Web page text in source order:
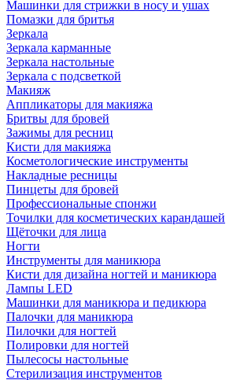
Машинки для стрижки в носу и ушах
Помазки для бритья
Зеркала
Зеркала карманные
Зеркала настольные
Зеркала с подсветкой
Макияж
Аппликаторы для макияжа
Бритвы для бровей
Зажимы для ресниц
Кисти для макияжа
Косметологические инструменты
Накладные ресницы
Пинцеты для бровей
Профессиональные спонжи
Точилки для косметических карандашей
Щёточки для лица
Ногти
Инструменты для маникюра
Кисти для дизайна ногтей и маникюра
Лампы LED
Машинки для маникюра и педикюра
Палочки для маникюра
Пилочки для ногтей
Полировки для ногтей
Пылесосы настольные
Стерилизация инструментов